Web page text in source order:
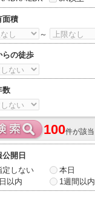
面積
～
らの徒歩
数
100件が該当
公開日
定しない
本日
以内
1週間以内